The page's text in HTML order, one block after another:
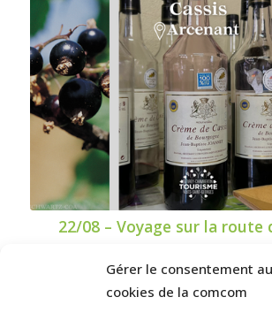
Gérer le consentement
cookies de la comcom
22/08 – Voyage sur la route
septembre…